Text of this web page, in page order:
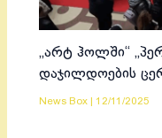
„არტ ჰოლში“
დაჯილდოების
News Box |12/11/2025